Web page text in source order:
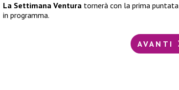
La Settimana Ventura tornerà con la prima puntata
in programma.
AVANTI